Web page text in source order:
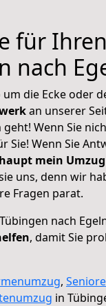
für
nach
die Ecke oder
an unserer
Wenn Sie
Sie! Wenn Sie
mein Umzug
uns, denn wir
Fragen parat.
nach
, damit Sie
,
in